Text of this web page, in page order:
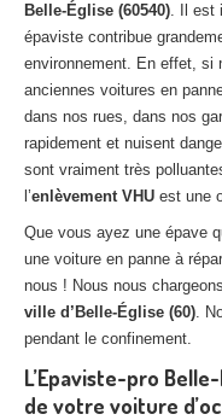
Centreagréé VHU
Centreagréé VHU
DOCUMENTSÀ
RACHATVÉHICULES
Belle-Église (60540). Il est
épaviste contribue
environnement. En effet, si
anciennes voitures en
dans nos rues, dans nos
rapidement et nuisent
sont vraiment très
l’enlèvement VHU est une
Que vous ayez une épave
une voiture en panne à
nous ! Nous nous
ville d’Belle-Église (60).
pendant le confinement.
L’Epaviste-pro
de votre voiture